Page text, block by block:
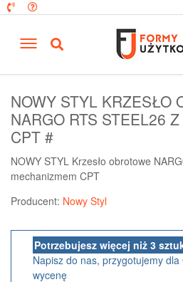
NOWY STYL KRZESŁO
NARGO RTS STEEL26
CPT #
NOWY STYL Krzesło obrotowe
mechanizmem CPT
Producent: Nowy Styl
Potrzebujesz więcej niż 3
Napisz do nas, przygotujemy
wycenę